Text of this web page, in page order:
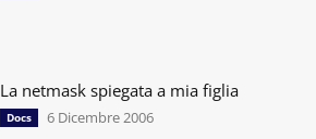
La netmask spiegata a mia figlia
Docs 6 Dicembre 2006